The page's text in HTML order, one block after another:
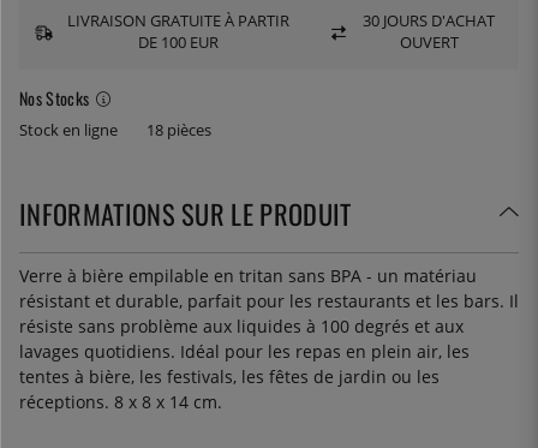
Nos Stocks
Stock en ligne 18 pièces
LIVRAISON GRATUITE À PARTIR
DE 100 EUR
30 JOURS D'ACHAT
OUVERT
INFORMATIONS SUR LE PRODUIT
Verre à bière empilable en tritan sans BPA - un matériau
résistant et durable, parfait pour les restaurants et les bars. Il
résiste sans problème aux liquides à 100 degrés et aux
lavages quotidiens. Idéal pour les repas en plein air, les
tentes à bière, les festivals, les fêtes de jardin ou les
réceptions. 8 x 8 x 14 cm.